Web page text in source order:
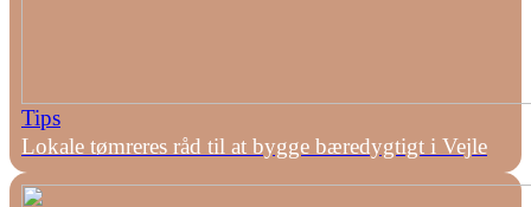
Tips
Lokale tømreres råd til at bygge bæredygtigt i Vejle